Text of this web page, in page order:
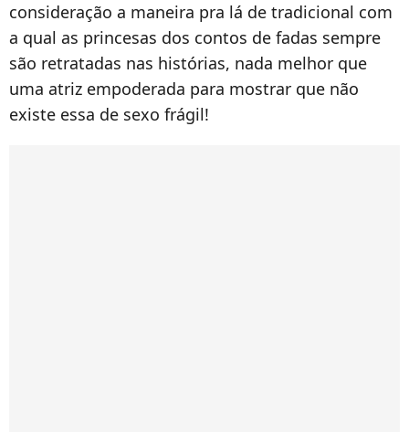
consideração a maneira pra lá de tradicional com
a qual as princesas dos contos de fadas sempre
são retratadas nas histórias, nada melhor que
uma atriz empoderada para mostrar que não
existe essa de sexo frágil!